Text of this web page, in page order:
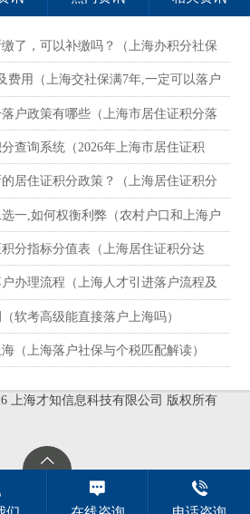
了，可以补缴吗？（上海办积分社保
费用（上海交社保满7年,一定可以落户
户政策有哪些（上海市居住证积分落
查询系统（2026年上海市居住证积
居住证积分政策？（上海居住证积分
选一,如何权衡利弊（农村户口和上海户
分指标分值表（上海居住证积分达
办理流程（上海人才引进落户流程及
软考高级能直接落户上海吗）
（上海落户社保与个税匹配解读）
上海才知信息科技有限公司 版权所有